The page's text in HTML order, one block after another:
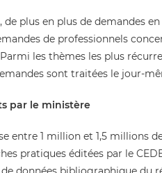
plus en plus de demandes
de professionnels
les thèmes les plus
sont traitées le jour-
par le ministère
entre 1 million et 1,5 millions
pratiques éditées par le